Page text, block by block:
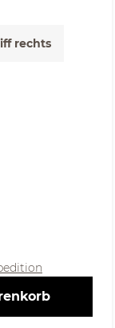
rechts